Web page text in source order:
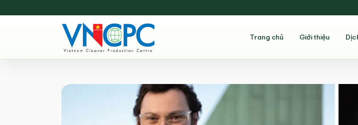
Trang chủ Giới thiệu